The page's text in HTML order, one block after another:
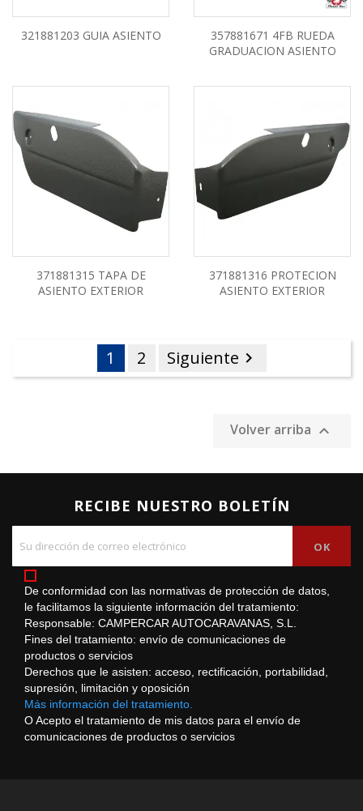
321881203 GUIA ASIENTO
357881671 4FB RUEDA
GRADUACION ASIENTO
371881315 TAPA DE
ASIENTO EXTERIOR
371881316 PROTECION
ASIENTO EXTERIOR
1 2 Siguiente 
Volver arriba 
RECIBE NUESTRO BOLETÍN
De conformidad con las normativas de protección de datos,
le facilitamos la siguiente información del tratamiento:
Responsable: CAMPERCAR AUTOCARAVANAS, S.L.
Fines del tratamiento: envío de comunicaciones de
productos o servicios
Derechos que le asisten: acceso, rectificación, portabilidad,
supresión, limitación y oposición
Más información del tratamiento.
O Acepto el tratamiento de mis datos para el envío de
comunicaciones de productos o servicios